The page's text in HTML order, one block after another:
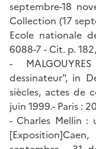
septembre-18
Collection (17
Ecole nationale
6088-7 - Cit. p.
-
dessinateur", in
siècles, actes de
juin 1999.- Paris :
- Charles Mellin :